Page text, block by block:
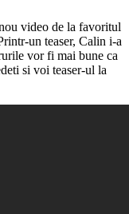
video de la favoritul
un teaser, Calin i-a
vor fi mai bune ca
si voi teaser-ul la